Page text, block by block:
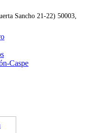
Caspe
Sancho 21-22) 50003,